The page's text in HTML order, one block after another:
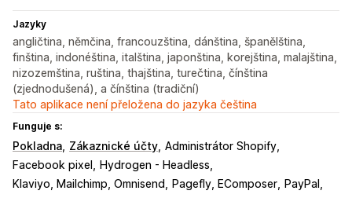
Jazyky
angličtina, němčina, francouzština, dánština, španělština,
finština, indonéština, italština, japonština, korejština, malajština,
nizozemština, ruština, thajština, turečtina, čínština
(zjednodušená), a čínština (tradiční)
Tato aplikace není přeložena do jazyka čeština
Funguje s:
Pokladna Zákaznické účty Administrátor Shopify
Facebook pixel
Hydrogen - Headless
Klaviyo, Mailchimp, Omnisend
Pagefly, EComposer
PayPal